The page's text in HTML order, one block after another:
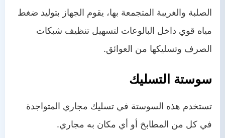
الصلبة والغريبة المتجمعة بها، يقوم الجهاز بتوليد ضغط
مياه قوي داخل البالوعات لتسهيل تنظيف شبكات
الصرف وتسليكها من العوائق.
سوستة التسليك
تستخدم هذه السوستة في تسليك مجاري المتواجدة
في كل من المطابخ أو أي مكان به مجاري.